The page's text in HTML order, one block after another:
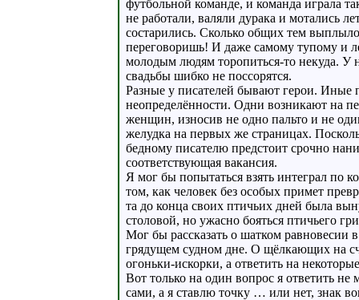
футбольной команде, и команда играла
не работали, валяли дурака и мотались
состарились. Сколько общих тем
переговоришь! И даже самому тупому и
молодым людям торопиться-то некуда. У
свадьбы шибко не поссорятся.
Разные у писателей бывают герои.
неопределённости. Одни возникают на
женщин, износив не одно пальто и не
желудка на первых же страницах.
бедному писателю предстоит срочно
соответствующая вакансия.
Я мог бы попытаться взять интеграл по
том, как человек без особых примет
та до конца своих птичьих дней была
столовой, но ужасно бояться птичьего
Мог бы рассказать о шатком равновесии
грядущем судном дне. О щёлкающих на
огоньки-искорки, а ответить на
Вот только на один вопрос я ответить
сами, а я ставлю точку … или нет, знак